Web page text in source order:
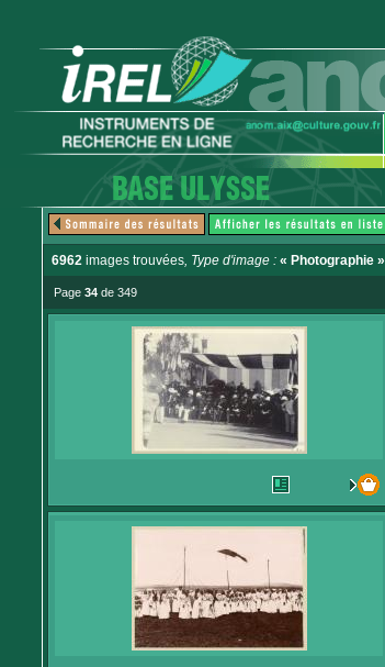
6962 images trouvées, Type d'image : « Photographie »
Page 34 de 349